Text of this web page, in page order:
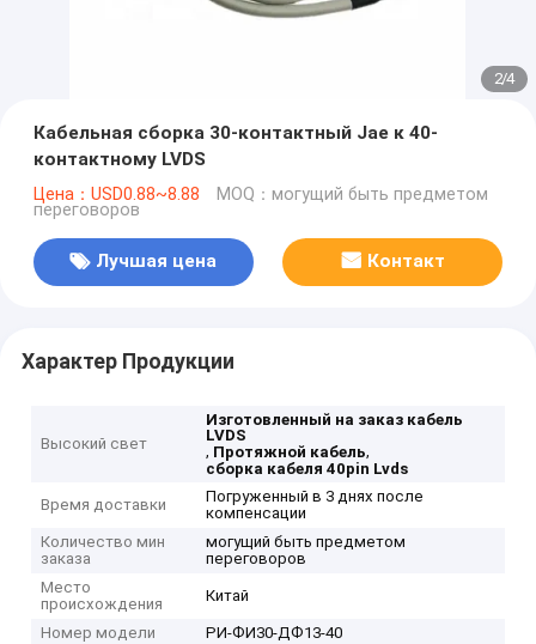
2/4
Кабельная сборка 30-контактный Jae к 40-
контактному LVDS
Цена：USD0.88~8.88 MOQ：могущий быть предметом
переговоров
Лучшая цена Контакт
Характер Продукции
Высокий свет
Изготовленный на заказ кабель
LVDS
, Протяжной кабель,
сборка кабеля 40pin Lvds
Время доставки
Погруженный в 3 днях после
компенсации
Количество мин
заказа
могущий быть предметом
переговоров
Место
происхождения
Китай
Номер модели
РИ-ФИ30-ДФ13-40